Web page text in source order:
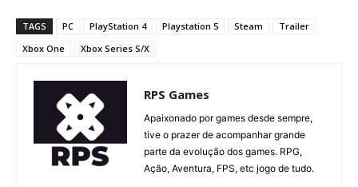
TAGS PC PlayStation 4 Playstation 5 Steam
Trailer
Xbox One
Xbox Series S/X
RPS Games
Apaixonado por games desde sempre,
tive o prazer de acompanhar grande
parte da evolução dos games. RPG,
Ação, Aventura, FPS, etc jogo de tudo.